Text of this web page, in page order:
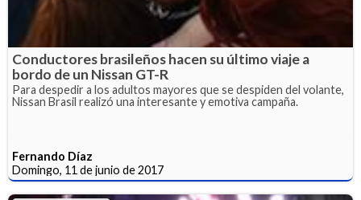
Conductores brasileños hacen su último viaje a
bordo de un Nissan GT-R
Para despedir a los adultos mayores que se despiden del volante,
Nissan Brasil realizó una interesante y emotiva campaña.
Fernando Díaz
Domingo, 11 de junio de 2017